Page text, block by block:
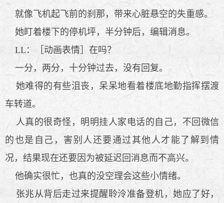
就像飞机起飞前的刹那，带来心脏悬空的失重感。
她盯着楼下的停机坪，半分钟后，编辑消息。
LL：［动画表情］在吗？
一分，两分，十分钟过去，没有回复。
她难得的有些沮丧，呆呆地看着楼底地勤指挥摆渡
车转道。
人真的很奇怪，明明挂人家电话的自己，不回微信
的也是自己，害别人还要通过其他人才能了解到情
况，结果现在还要因为被延迟回消息而不高兴。
他确实很忙，也真的没空理会这些小情绪。
张兆从背后走过来提醒聆泠准备登机，她应了好，